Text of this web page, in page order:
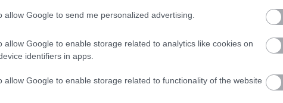
allow Google to send me personalized advertising.
allow Google to enable storage related to analytics like cookies on
identifiers in apps.
allow Google to enable storage related to functionality of the website
la Real (13 partidos), Merquelanz ha hecho las
con el que fuera su entrenador en el
lo mejor del irundarra en 2019/20, temporada en
Probablemente tenga minutos en el encuentro
fichaje no sólo para la jornada 1, sino para todo